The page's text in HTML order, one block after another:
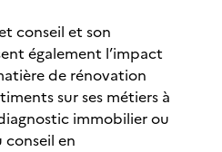
conseil et son
également l’impact
de rénovation
sur ses métiers à
immobilier ou
conseil en